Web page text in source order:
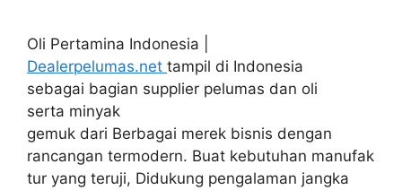
Oli Pertamina Indonesia |
Dealerpelumas.net tampil di Indonesia
sebagai bagian supplier pelumas dan oli
serta minyak
gemuk dari Berbagai merek bisnis dengan
rancangan termodern. Buat kebutuhan manufak
tur yang teruji, Didukung pengalaman jangka